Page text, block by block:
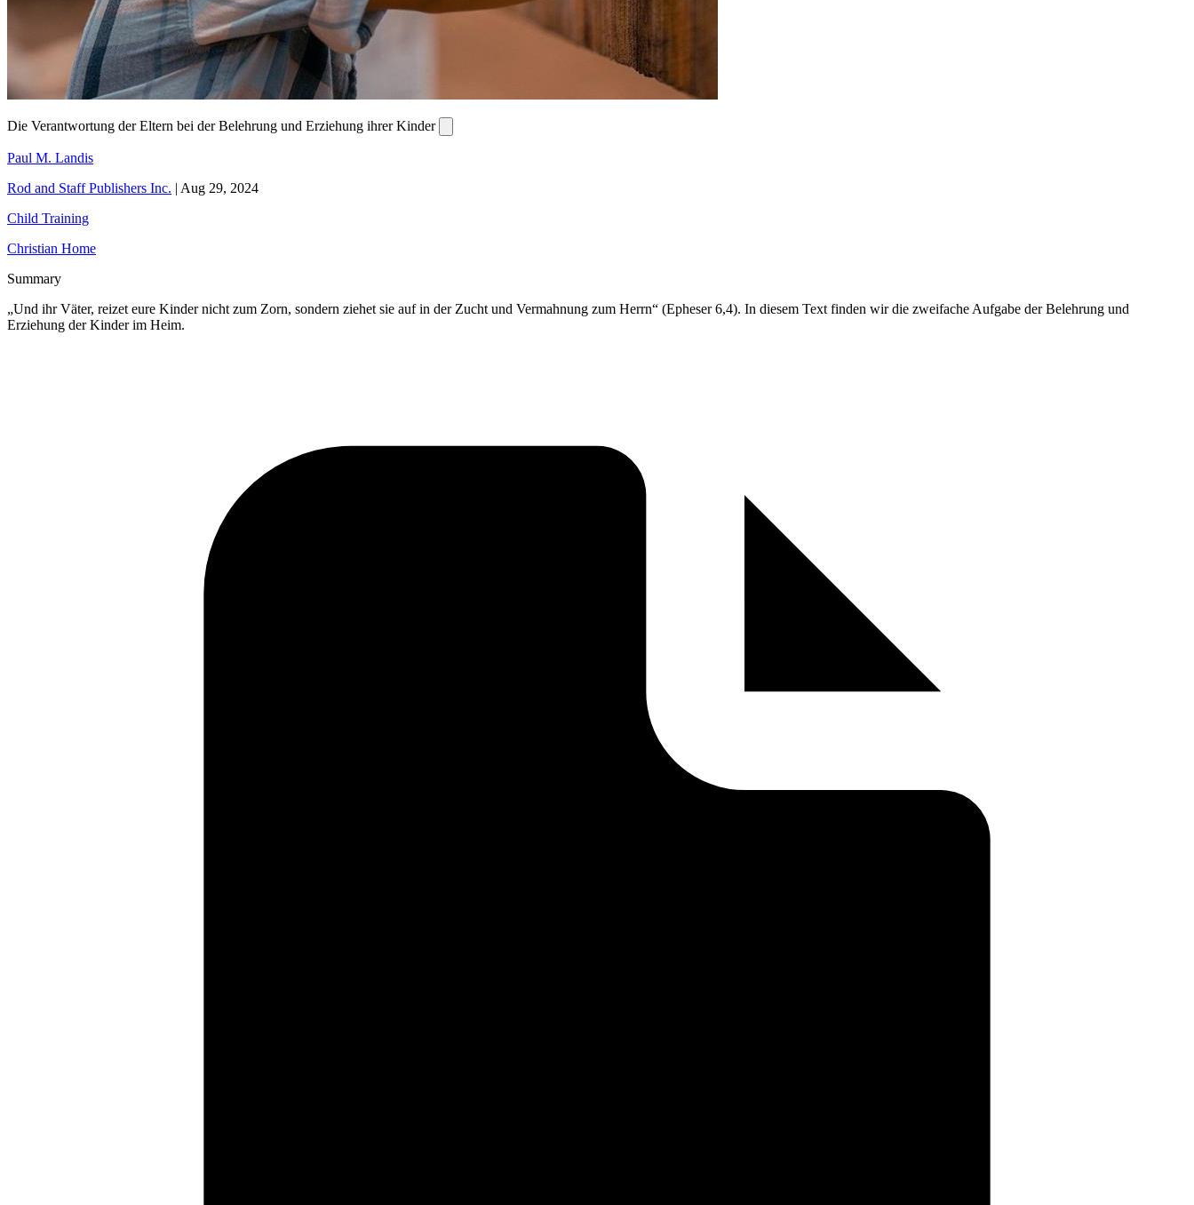
Die Verantwortung der Eltern bei der Belehrung und Erziehung ihrer Kinder
Paul M. Landis
Rod and Staff Publishers Inc. | Aug 29, 2024
Child Training
Christian Home
Summary
„Und ihr Väter, reizet eure Kinder nicht zum Zorn, sondern ziehet sie auf in der Zucht und Vermahnung zum Herrn“ (Epheser 6,4). In diesem Text finden wir die zweifache Aufgabe der Belehrung und
Erziehung der Kinder im Heim.